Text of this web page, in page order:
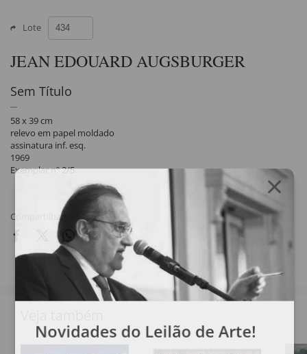
Lote
JEAN EDOUARD AUGSBURGER
Sem Título
58 x 39 cm
relevo em papel moldado
assinatura inf. esq.
1969
Exemplar nº 2/5.
Compartilhar
Novidades do Leilão de Arte!